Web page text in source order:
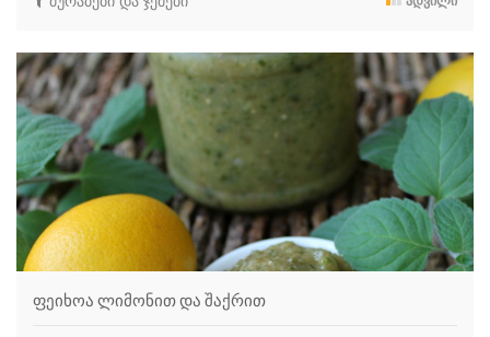
ფეიხოა ლიმონით და შაქრით